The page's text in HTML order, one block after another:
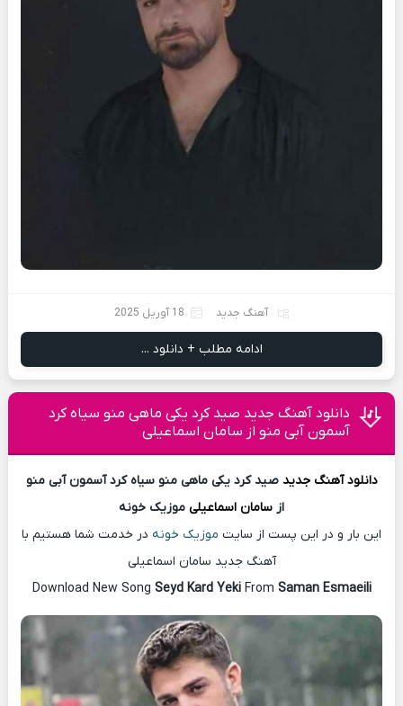
آهنگ جدید 18 آوریل 2025
ادامه مطلب + دانلود ...
دانلود آهنگ جدید صید کرد یکی ماهی منو سیاه کرد
آسمون آبی منو از سامان اسماعیلی
دانلود آهنگ جدید صید کرد یکی ماهی منو سیاه کرد آسمون آبی منو
از سامان اسماعیلی موزیک خونه
این بار و در این پست از سایت موزیک خونه در خدمت شما هستیم با
آهنگ جدید سامان اسماعیلی
Download New Song Seyd Kard YekiFrom Saman Esmaeili